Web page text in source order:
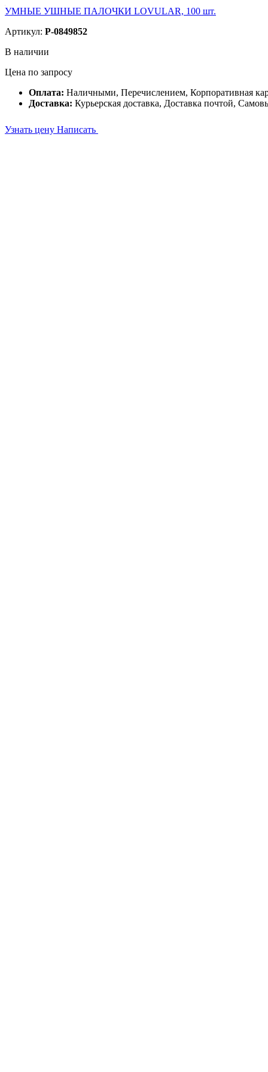
УМНЫЕ УШНЫЕ ПАЛОЧКИ LOVULAR, 100 шт.
Артикул: P-0849852
В наличии
Цена по запросу
Оплата: Наличными, Перечислением, Корпоративная
Доставка: Курьерская доставка, Доставка почтой,
Узнать цену Написать